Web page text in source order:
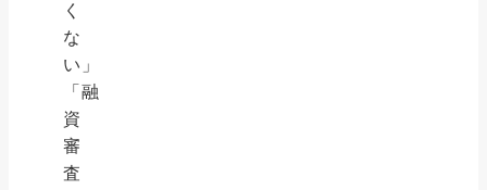
く
な
い」
「融
資
審
査